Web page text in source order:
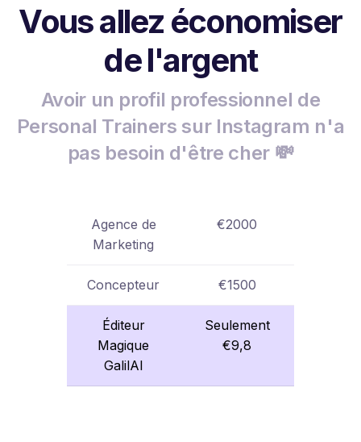
Vous allez économiser
de l'argent
Avoir un profil professionnel de
Personal Trainers sur Instagram n'a
pas besoin d'être cher 💸
Agence de
Marketing
€2000
Concepteur €1500
Éditeur
Magique
GalilAI
Seulement
€9,8